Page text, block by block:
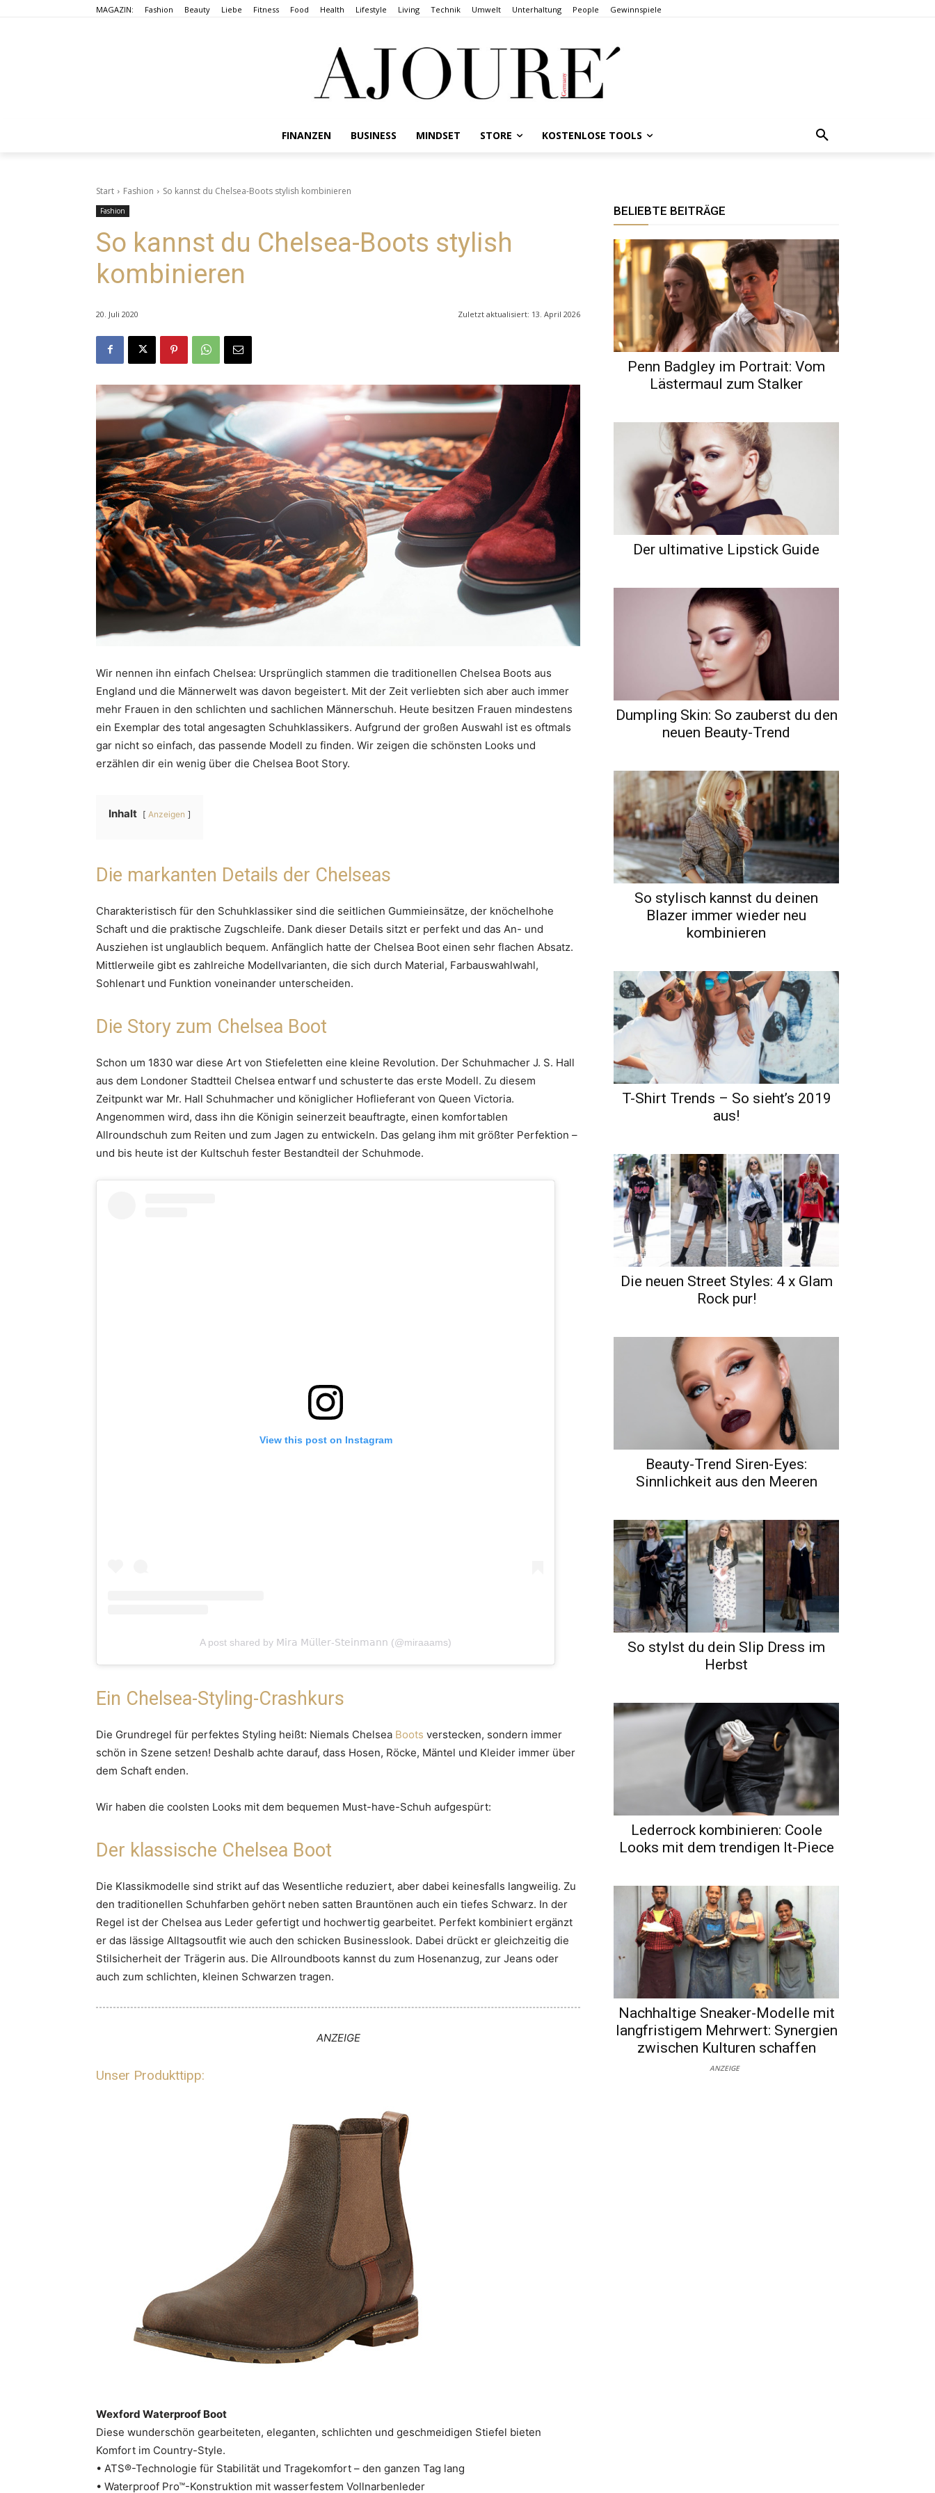
MAGAZIN: Fashion Beauty Liebe Fitness Food Health Lifestyle Living Technik Umwelt Unterhaltung People Gewinnspiele
FINANZEN BUSINESS MINDSET STORE KOSTENLOSE TOOLS
Start Fashion So kannst du Chelsea-Boots stylish kombinieren
Fashion
So kannst du Chelsea-Boots stylish
kombinieren
20. Juli 2020 Zuletzt aktualisiert: 13. April 2026
Wir nennen ihn einfach Chelsea: Ursprünglich stammen die traditionellen Chelsea Boots aus
England und die Männerwelt was davon begeistert. Mit der Zeit verliebten sich aber auch immer
mehr Frauen in den schlichten und sachlichen Männerschuh. Heute besitzen Frauen mindestens
ein Exemplar des total angesagten Schuhklassikers. Aufgrund der großen Auswahl ist es oftmals
gar nicht so einfach, das passende Modell zu finden. Wir zeigen die schönsten Looks und
erzählen dir ein wenig über die Chelsea Boot Story.
Inhalt Anzeigen
Die markanten Details der Chelseas
Charakteristisch für den Schuhklassiker sind die seitlichen Gummieinsätze, der knöchelhohe
Schaft und die praktische Zugschleife. Dank dieser Details sitzt er perfekt und das An- und
Ausziehen ist unglaublich bequem. Anfänglich hatte der Chelsea Boot einen sehr flachen Absatz.
Mittlerweile gibt es zahlreiche Modellvarianten, die sich durch Material, Farbauswahlwahl,
Sohlenart und Funktion voneinander unterscheiden.
Die Story zum Chelsea Boot
Schon um 1830 war diese Art von Stiefeletten eine kleine Revolution. Der Schuhmacher J. S. Hall
aus dem Londoner Stadtteil Chelsea entwarf und schusterte das erste Modell. Zu diesem
Zeitpunkt war Mr. Hall Schuhmacher und königlicher Hoflieferant von Queen Victoria.
Angenommen wird, dass ihn die Königin seinerzeit beauftragte, einen komfortablen
Allroundschuh zum Reiten und zum Jagen zu entwickeln. Das gelang ihm mit größter Perfektion –
und bis heute ist der Kultschuh fester Bestandteil der Schuhmode.
View this post on Instagram
A post shared by 𝖬𝗂𝗋𝖺 𝖬𝗎̈𝗅𝗅𝖾𝗋-𝖲𝗍𝖾𝗂𝗇𝗆𝖺𝗇𝗇 (@miraaams)
Ein Chelsea-Styling-Crashkurs
Die Grundregel für perfektes Styling heißt: Niemals Chelsea Boots verstecken, sondern immer
schön in Szene setzen! Deshalb achte darauf, dass Hosen, Röcke, Mäntel und Kleider immer über
dem Schaft enden.
Wir haben die coolsten Looks mit dem bequemen Must-have-Schuh aufgespürt:
Der klassische Chelsea Boot
Die Klassikmodelle sind strikt auf das Wesentliche reduziert, aber dabei keinesfalls langweilig. Zu
den traditionellen Schuhfarben gehört neben satten Brauntönen auch ein tiefes Schwarz. In der
Regel ist der Chelsea aus Leder gefertigt und hochwertig gearbeitet. Perfekt kombiniert ergänzt
er das lässige Alltagsoutfit wie auch den schicken Businesslook. Dabei drückt er gleichzeitig die
Stilsicherheit der Trägerin aus. Die Allroundboots kannst du zum Hosenanzug, zur Jeans oder
auch zum schlichten, kleinen Schwarzen tragen.
ANZEIGE
Unser Produkttipp:
Wexford Waterproof Boot
Diese wunderschön gearbeiteten, eleganten, schlichten und geschmeidigen Stiefel bieten
Komfort im Country-Style.
• ATS®-Technologie für Stabilität und Tragekomfort – den ganzen Tag lang
• Waterproof Pro™-Konstruktion mit wasserfestem Vollnarbenleder
BELIEBTE BEITRÄGE
Penn Badgley im Portrait: Vom
Lästermaul zum Stalker
Der ultimative Lipstick Guide
Dumpling Skin: So zauberst du den
neuen Beauty-Trend
So stylisch kannst du deinen
Blazer immer wieder neu
kombinieren
T-Shirt Trends – So sieht’s 2019
aus!
Die neuen Street Styles: 4 x Glam
Rock pur!
Beauty-Trend Siren-Eyes:
Sinnlichkeit aus den Meeren
So stylst du dein Slip Dress im
Herbst
Lederrock kombinieren: Coole
Looks mit dem trendigen It-Piece
Nachhaltige Sneaker-Modelle mit
langfristigem Mehrwert: Synergien
zwischen Kulturen schaffen
ANZEIGE